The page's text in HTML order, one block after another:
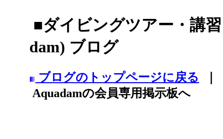
■ダイビングツアー・講
dam) ブログ
ブログのトップページに戻る
Aquadamの会員専用掲示板へ